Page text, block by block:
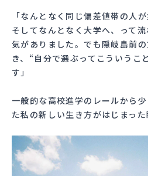
「なんとなく同じ偏差値帯の人
そしてなんとなく大学へ、って
気がありました。でも隠岐島前
き、“自分で選ぶってこういうこ
す」
一般的な高校進学のレールから
た私の新しい生き方がはじまった